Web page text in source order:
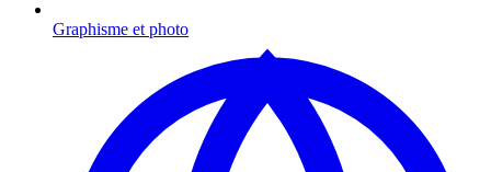
Graphisme et photo